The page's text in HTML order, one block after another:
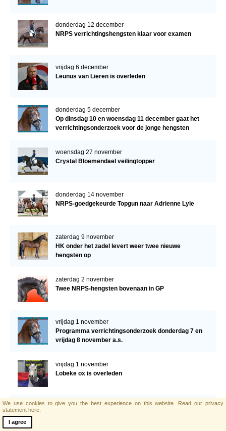
donderdag 12 december
NRPS verrichtingshengsten klaar voor examen
vrijdag 6 december
Leunus van Lieren is overleden
donderdag 5 december
Op dinsdag 10 en woensdag 11 december gaat het
verrichtingsonderzoek voor de jonge hengsten
woensdag 27 november
Crystal Bloemendael veilingtopper
donderdag 14 november
NRPS-goedgekeurde Topgun naar Adrienne Lyle
zaterdag 9 november
HK onder het zadel levert weer twee nieuwe
hengsten op
zaterdag 2 november
Twee NRPS-hengsten bovenaan in GP
vrijdag 1 november
Programma verrichtingsonderzoek donderdag 7 en
vrijdag 8 november a.s.
vrijdag 1 november
Lobeke ox is overleden
zaterdag 19 oktober
We use cookies to give you the best experience on this website. Read our privacy
statement here.
I agree